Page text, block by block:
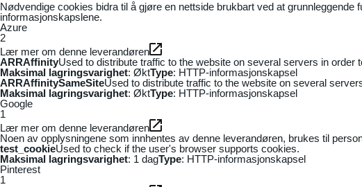
Nødvendige cookies bidra til å gjøre en nettside brukbart ved at
informasjonskapslene.
Azure
2
Lær mer om denne leverandøren
ARRAffinityUsed to distribute traffic to the website on several servers in order
Maksimal lagringsvarighet: ØktType: HTTP-informasjonskapsel
ARRAffinitySameSiteUsed to distribute traffic to the website on several
Maksimal lagringsvarighet: ØktType: HTTP-informasjonskapsel
Google
1
Lær mer om denne leverandøren
Noen av opplysningene som innhentes av denne leverandøren, brukes til
test_cookieUsed to check if the user's browser supports cookies.
Maksimal lagringsvarighet: 1 dagType: HTTP-informasjonskapsel
Pinterest
1